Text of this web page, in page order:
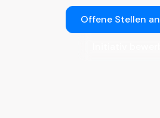
Offene Stellen